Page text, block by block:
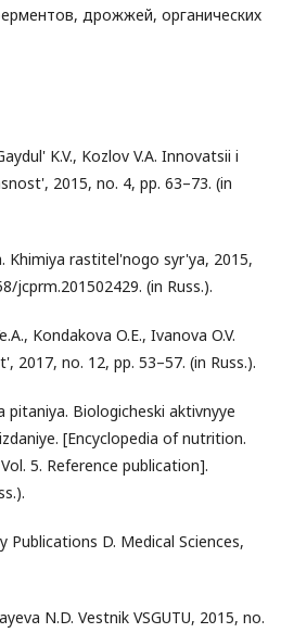
дрожжей, органических
K.V., Kozlov V.A. Innovatsii i
2015, no. 4, pp. 63–73. (in
Khimiya rastitel'nogo syr'ya, 2015,
jcprm.201502429. (in Russ.).
Kondakova O.E., Ivanova O.V.
2017, no. 12, pp. 53–57. (in Russ.).
pitaniya. Biologicheski aktivnyye
[Encyclopedia of nutrition.
5. Reference publication].
Publications D. Medical Sciences,
N.D. Vestnik VSGUTU, 2015, no.